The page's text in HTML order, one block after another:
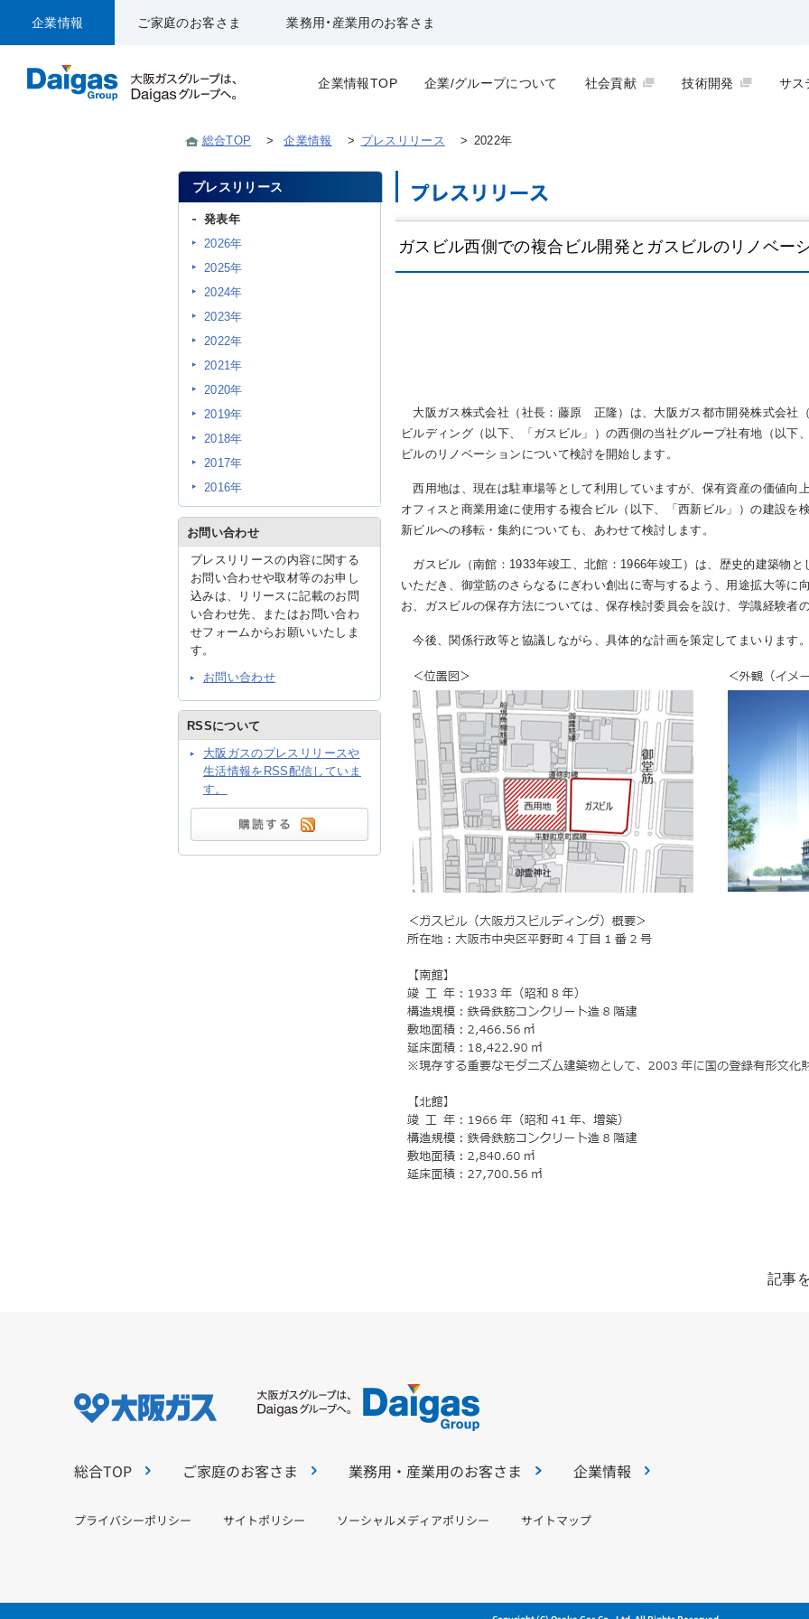
企業情報 ご家庭のお客さま 業務用・産業用のお客さま
企業情報TOP 企業/グループについて 社会貢献 技術開発 サス
総合TOP > 企業情報 > プレスリリース > 2022年
ガスビル西側での複合ビル開発とガスビルのリノベー
大阪ガス株式会社（社長：藤原 正隆）は、大阪ガス都市開発株式会社
ビルディング（以下、「ガスビル」）の西側の当社グループ社有地（以下
ビルのリノベーションについて検討を開始します。
西用地は、現在は駐車場等として利用していますが、保有資産の価値向
オフィスと商業用途に使用する複合ビル（以下、「西新ビル」）の建設を
新ビルへの移転・集約についても、あわせて検討します。
ガスビル（南館：1933年竣工、北館：1966年竣工）は、歴史的建築物
いただき、御堂筋のさらなるにぎわい創出に寄与するよう、用途拡大等に
お、ガスビルの保存方法については、保存検討委員会を設け、学識経験者
今後、関係行政等と協議しながら、具体的な計画を策定してまいります
記事
プレスリリース
発表年
2026年
2025年
2024年
2023年
2022年
2021年
2020年
2019年
2018年
2017年
2016年
お問い合わせ
プレスリリースの内容に関する
お問い合わせや取材等のお申し
込みは、リリースに記載のお問
い合わせ先、またはお問い合わ
せフォームからお願いいたしま
す。
お問い合わせ
RSSについて
大阪ガスのプレスリリースや
生活情報をRSS配信していま
す。
総合TOP ご家庭のお客さま 業務用・産業用のお客さま 企業情報
プライバシーポリシー サイトポリシー ソーシャルメディアポリシー サイトマップ